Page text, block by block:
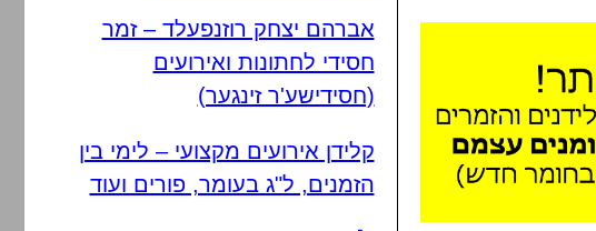
אברהם יצחק רוזנפעלד – זמר
חסידי לחתונות ואירועים
(חסידישע'ר זינגער)
קלידן אירועים מקצועי – לימי בין
הזמנים, ל"ג בעומר, פורים ועוד